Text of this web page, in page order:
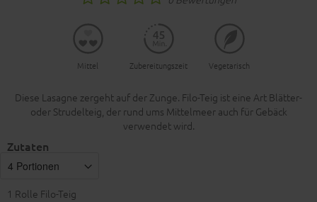
Mittel Zubereitungszeit Vegetarisch
Diese Lasagne zergeht auf der Zunge. Filo-Teig ist eine Art Blätter-
oder Strudelteig, der rund ums Mittelmeer auch für Gebäck
verwendet wird.
Zutaten
1 Rolle Filo-Teig